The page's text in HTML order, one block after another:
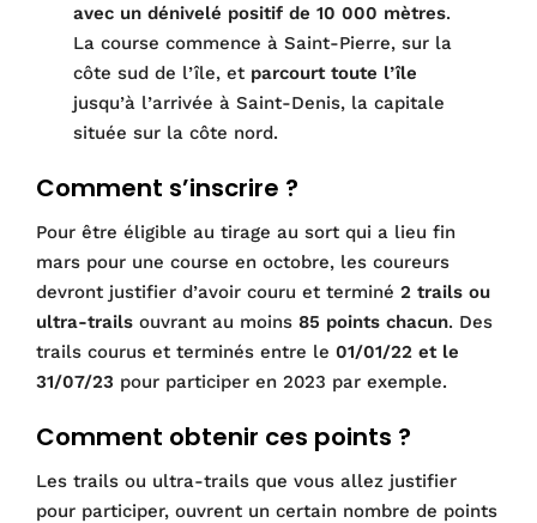
avec un dénivelé positif de 10 000 mètres.
La course commence à Saint-Pierre, sur la
côte sud de l’île, et parcourt toute l’île
jusqu’à l’arrivée à Saint-Denis, la capitale
située sur la côte nord.
Comment s’inscrire ?
Pour être éligible au tirage au sort qui a lieu fin
mars pour une course en octobre, les coureurs
devront justifier d’avoir couru et terminé 2 trails ou
ultra-trails ouvrant au moins 85 points chacun. Des
trails courus et terminés entre le 01/01/22 et le
31/07/23 pour participer en 2023 par exemple.
Comment obtenir ces points ?
Les trails ou ultra-trails que vous allez justifier
pour participer, ouvrent un certain nombre de points